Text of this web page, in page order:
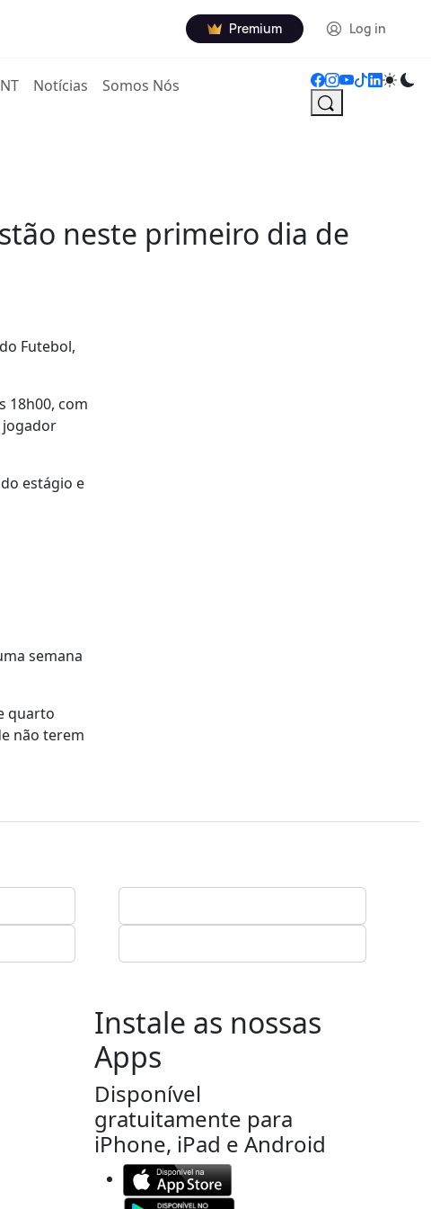
Premium Log in
Notícias Somos Nós
neste primeiro dia de
Futebol,
18h00, com
jogador
estágio e
semana
quarto
não terem
Instale as nossas
Apps
Disponível
gratuitamente para
iPhone, iPad e Android